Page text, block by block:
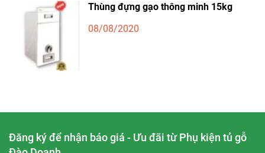
Thùng đựng gạo thông minh 15kg
08/08/2020
Đăng ký để nhận báo giá - Ưu đãi từ Phụ kiện tủ gỗ